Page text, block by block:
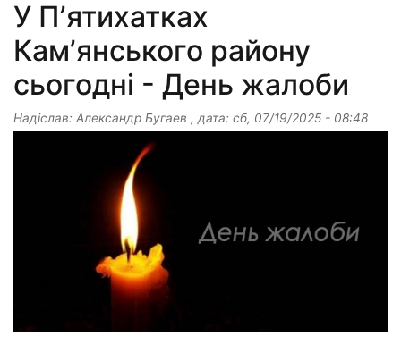
У Пʼятихатках
Камʼянського району
сьогодні - День жалоби
Надіслав: Александр Бугаев , дата: сб, 07/19/2025 - 08:48